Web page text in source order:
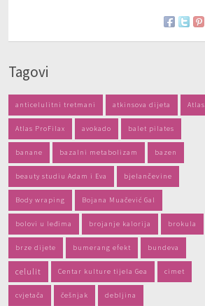
Tagovi
anticelulitni tretmani atkinsova dijeta Atlas
Atlas ProFilax avokado balet pilates
banane bazalni metabolizam bazen
beauty studiu Adam i Eva bjelančevine
Body wraping Bojana Muačević Gal
bolovi u leđima brojanje kalorija brokula
brze dijete bumerang efekt bundeva
celulit Centar kulture tijela Gea cimet
cvjetača češnjak debljina